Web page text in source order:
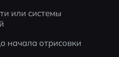
или системы
начала отрисовки